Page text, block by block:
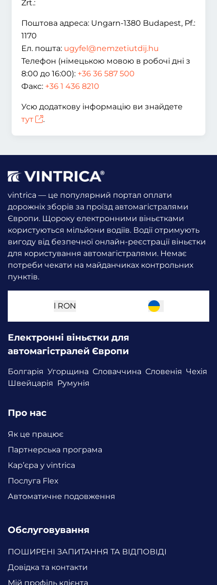
Zrt.:
Поштова адреса: Ungarn-1380 Budapest, Pf.:
1170
Ел. пошта: ugyfel@nemzetiutdij.hu
Телефон (німецькою мовою в робочі дні з
8:00 до 16:00): +36 36 587 500
Факс: +36 1 436 8210
Усю додаткову інформацію ви знайдете
тут
.
vintrica — це популярний портал оплати
дорожніх зборів за проїзд автомагістралями
Європи. Щороку електронними віньєтками
користуються мільйони водіїв. Водії отримують
вигоду від безпечної онлайн-реєстрації віньєтки
для користування автомагістралями. Немає
потреби чекати на майданчиках контрольних
пунктів.
RON
Електронні віньєтки для
автомагістралей Європи
Болгарія Угорщина Словаччина Словенія Чехія
Швейцарія Румунія
Про нас
Як це працює
Партнерська програма
Кар’єра у vintrica
Послуга Flex
Автоматичне подовження
Обслуговування
ПОШИРЕНІ ЗАПИТАННЯ ТА ВІДПОВІДІ
Довідка та контакти
Мій профіль клієнта